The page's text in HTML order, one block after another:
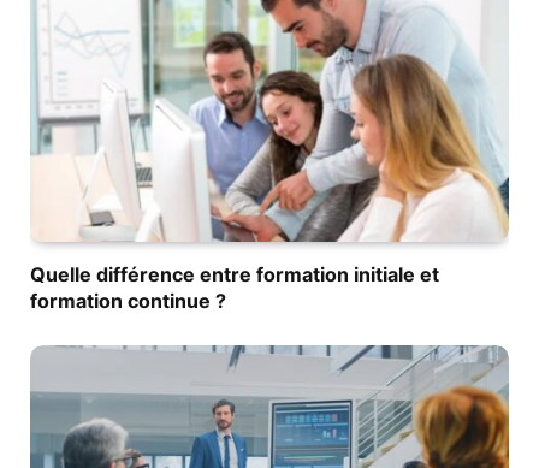
Quelle différence entre formation initiale et
formation continue ?